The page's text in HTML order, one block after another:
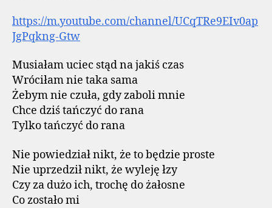
https://m.youtube.com/channel/UCqTRe9EIv0ap
JgPqkng-Gtw
Musiałam uciec stąd na jakiś czas
Wróciłam nie taka sama
Żebym nie czuła, gdy zaboli mnie
Chce dziś tańczyć do rana
Tylko tańczyć do rana
Nie powiedział nikt, że to będzie proste
Nie uprzedził nikt, że wyleję łzy
Czy za dużo ich, trochę do żałosne
Co zostało mi